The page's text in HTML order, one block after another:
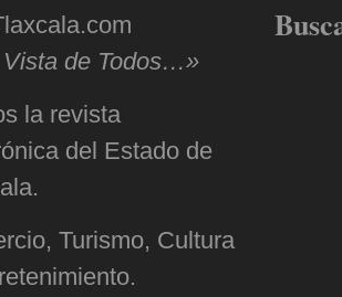
Vista de Todos…»
la revista
del Estado de
Turismo, Cultura